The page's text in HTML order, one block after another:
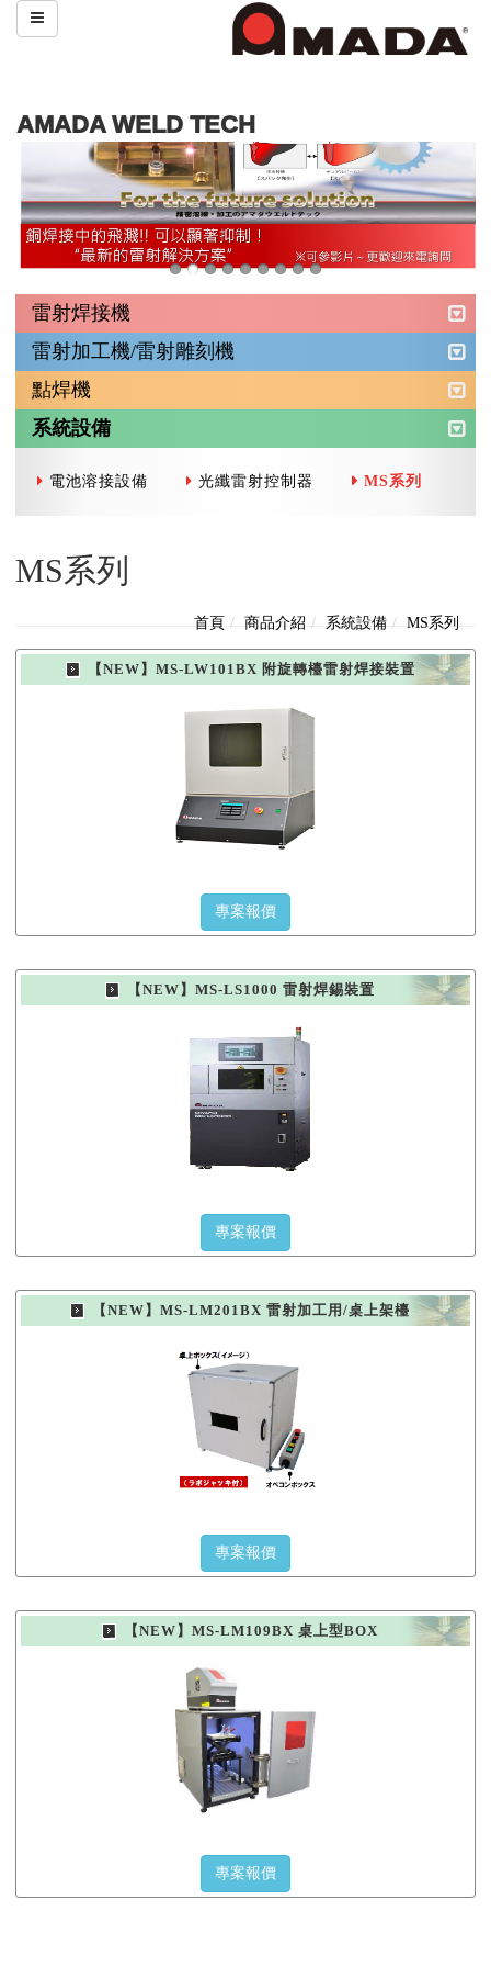
AMADA WELD TECH
雷射焊接機
雷射加工機/雷射雕刻機
點焊機
系統設備
電池溶接設備 光纖雷射控制器 MS系列
MS系列
首頁 商品介紹 系統設備 MS系列
【NEW】MS-LW101BX 附旋轉檯雷射焊接裝置
專案報價
【NEW】MS-LS1000 雷射焊錫裝置
專案報價
【NEW】MS-LM201BX 雷射加工用/桌上架檯
專案報價
【NEW】MS-LM109BX 桌上型BOX
專案報價